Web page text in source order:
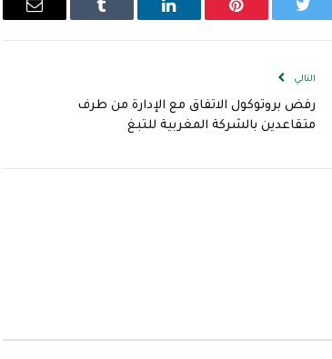
تويتر بينتيريستلينكدإن Tumblr
البريد
التالي
رفض بروتوكول الاتفاق مع الإدارة من طرف
متقاعدين بالشركة المغربية للتبغ